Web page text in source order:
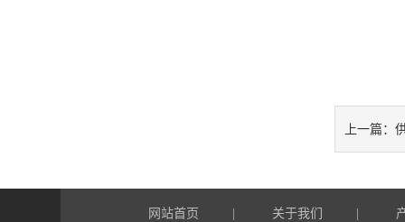
上一篇：
网站首页 关于我们